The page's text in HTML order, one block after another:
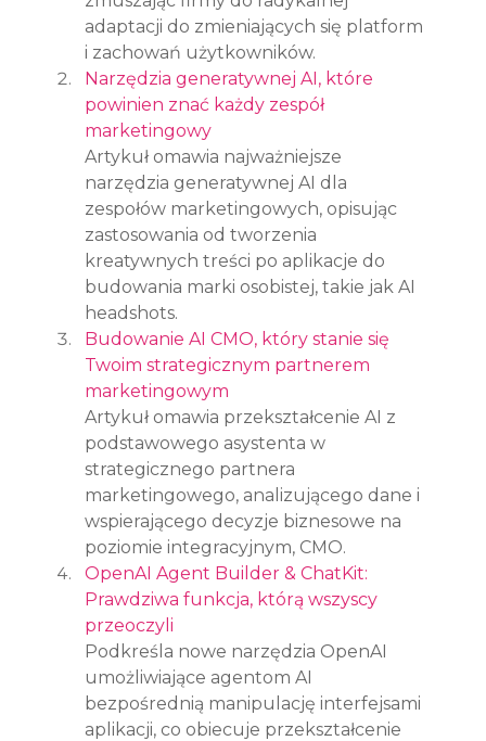
adaptacji do zmieniających się platform
i zachowań użytkowników.
Narzędzia generatywnej AI, które
powinien znać każdy zespół
marketingowy
Artykuł omawia najważniejsze
narzędzia generatywnej AI dla
zespołów marketingowych, opisując
zastosowania od tworzenia
kreatywnych treści po aplikacje do
budowania marki osobistej, takie jak AI
headshots.
Budowanie AI CMO, który stanie się
Twoim strategicznym partnerem
marketingowym
Artykuł omawia przekształcenie AI z
podstawowego asystenta w
strategicznego partnera
marketingowego, analizującego dane i
wspierającego decyzje biznesowe na
poziomie integracyjnym, CMO.
OpenAI Agent Builder & ChatKit:
Prawdziwa funkcja, którą wszyscy
przeoczyli
Podkreśla nowe narzędzia OpenAI
umożliwiające agentom AI
bezpośrednią manipulację interfejsami
aplikacji, co obiecuje przekształcenie